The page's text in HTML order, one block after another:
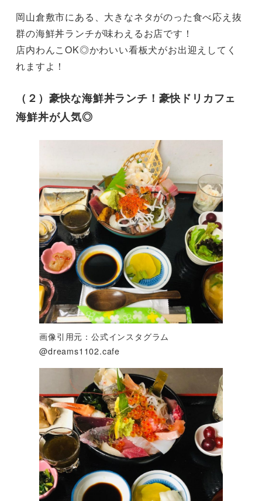
岡山倉敷市にある、大きなネタがのった食べ応え抜
群の海鮮丼ランチが味わえるお店です！
店内わんこOK◎かわいい看板犬がお出迎えしてく
れますよ！
（２）豪快な海鮮丼ランチ！豪快ドリカフェ
海鮮丼が人気◎
画像引用元：公式インスタグラム
@dreams1102.cafe